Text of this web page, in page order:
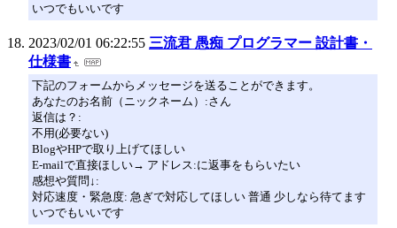
いつでもいいです
2023/02/01 06:22:55 三流君 愚痴 プログラマー 設計書・
仕様書
下記のフォームからメッセージを送ることができます。
あなたのお名前（ニックネーム）:さん
返信は？:
不用(必要ない)
BlogやHPで取り上げてほしい
E-mailで直接ほしい→ アドレス:に返事をもらいたい
感想や質問↓:
対応速度・緊急度: 急ぎで対応してほしい 普通 少しなら待てます
いつでもいいです